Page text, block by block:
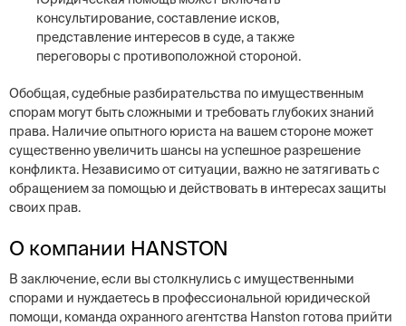
консультирование, составление исков,
представление интересов в суде, а также
переговоры с противоположной стороной.
Обобщая, судебные разбирательства по имущественным
спорам могут быть сложными и требовать глубоких знаний
права. Наличие опытного юриста на вашем стороне может
существенно увеличить шансы на успешное разрешение
конфликта. Независимо от ситуации, важно не затягивать с
обращением за помощью и действовать в интересах защиты
своих прав.
О компании HANSTON
В заключение, если вы столкнулись с имущественными
спорами и нуждаетесь в профессиональной юридической
помощи, команда охранного агентства Hanston готова прийти